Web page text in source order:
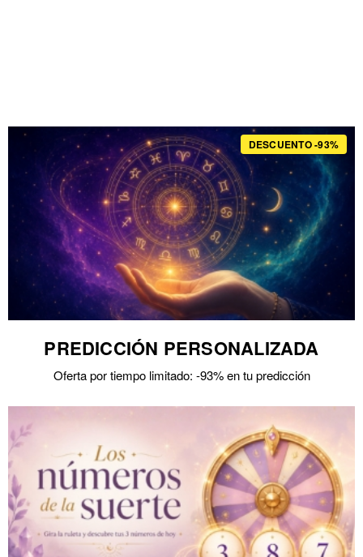
DESCUENTO -93%
PREDICCIÓN PERSONALIZADA
Oferta por tiempo limitado: -93% en tu predicción